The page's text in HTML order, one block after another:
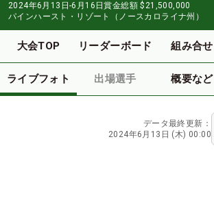
2024年6月13日-6月16日賞金総額 $21,500,000
パインハースト・リゾート（ノースカロライナ州）
大会TOP リーダーボード 組み合せ
ライブフォト 出場選手 概要など
データ最終更新：
2024年6月13日 (木) 00:00